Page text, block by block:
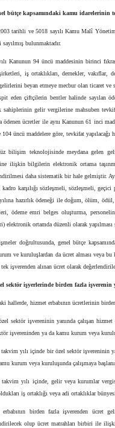
bütçe kapsamındaki kamu idarelerinin
tarihli ve 5018 sayılı Kamu Malî
sayılmış bulunmaktadır.
Kanunun 94 üncü maddesinin birinci
iş ortaklıkları, dernekler, vakıflar,
beyan etmeye mecbur olan ticaret ve
eden çiftçilerin bentler halinde sayılan
sahiplerinin gelir vergilerine mahsuben
ödenen ücretler ile aynı Kanunun 61 inci
104 üncü maddelere göre, tevkifat yapılacağı
bilişim teknolojisinde meydana gelen
ilişkin bilgilerin elektronik ortama
daha sistematik bir hale gelmiştir.
kadro karşılığı sözleşmeli, sözleşmeli, geçici
hazırlık ödeneği ile doğum, ölüm,
ödeme emri belges oluşturma,
elektronik ortamda düzenli olarak yapılması
doğrultusunda, genel bütçe
ve kuruluşlardan da ücret alması veya
işverenden alınan ücret olarak
sektör işyerlerinde birden fazla işverenin
hallerde, hizmet erbabının ücretlerinin
sektör işvereninin yanında çalışan
işvereninden ya da kamu kurum veya
takvim yılı içinde bir özel sektör işvereninin
kurum veya kuruluşunda çalışmaya
takvim yılı içinde, gelir veya kurumlar
iş ortaklığı veya adi ortaklıklar
erbabının birden fazla işverenden ücret
olup ücret matrahları birbiri ile